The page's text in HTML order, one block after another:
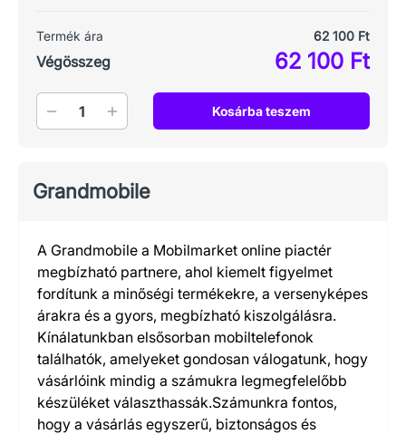
Termék ára 62 100 Ft
Végösszeg 62 100 Ft
Mennyiség Kosárba teszem
Grandmobile
A Grandmobile a Mobilmarket online piactér
megbízható partnere, ahol kiemelt figyelmet
fordítunk a minőségi termékekre, a versenyképes
árakra és a gyors, megbízható kiszolgálásra.
Kínálatunkban elsősorban mobiltelefonok
találhatók, amelyeket gondosan válogatunk, hogy
vásárlóink mindig a számukra legmegfelelőbb
készüléket választhassák.Számunkra fontos,
hogy a vásárlás egyszerű, biztonságos és